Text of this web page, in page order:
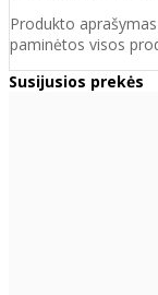
Produkto
paminėtos visos
Susijusios prekės